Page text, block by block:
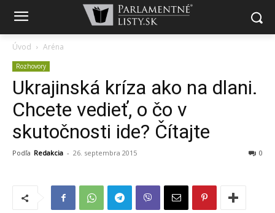
Úvod Aréna
Rozhovory
Ukrajinská kríza ako na dlani.
Chcete vedieť, o čo v
skutočnosti ide? Čítajte
Podľa Redakcia - 26. septembra 2015 0